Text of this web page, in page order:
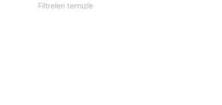
Filtreleri temizle